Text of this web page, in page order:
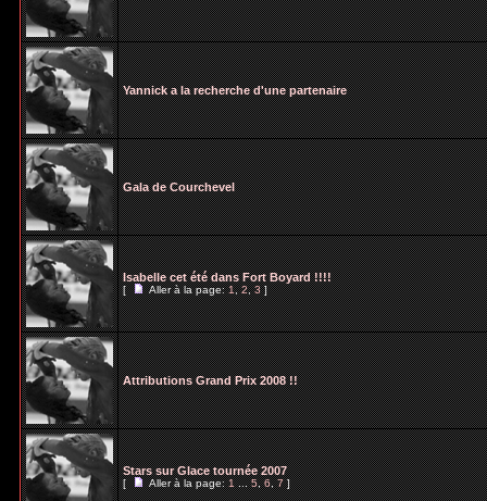
Yannick a la recherche d'une partenaire
Gala de Courchevel
Isabelle cet été dans Fort Boyard !!!!
[ Aller à la page:1,2,3]
Attributions Grand Prix 2008 !!
Stars sur Glace tournée 2007
[ Aller à la page:1...5,6,7]